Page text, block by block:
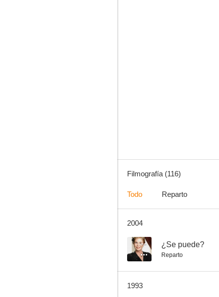
8.2
Filmografía (116)
Todo Reparto
2004
-- ¿Se puede?
Reparto
1993